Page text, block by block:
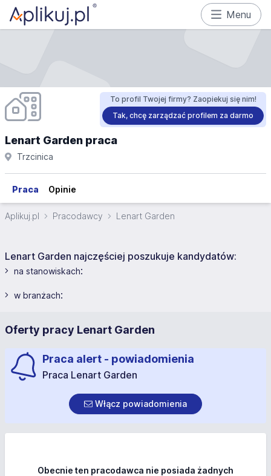
Menu
To profil Twojej firmy? Zaopiekuj się nim!
Tak, chcę zarządzać profilem za darmo
Lenart Garden praca
Trzcinica
Praca Opinie
Aplikuj.pl Pracodawcy Lenart Garden
Lenart Garden najczęściej poszukuje kandydatów:
na stanowiskach:
w branżach:
Oferty pracy Lenart Garden
Praca alert - powiadomienia
Praca Lenart Garden
Włącz powiadomienia
Obecnie ten pracodawca nie posiada żadnych